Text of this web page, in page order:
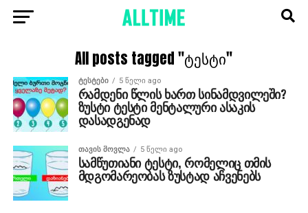
All posts tagged "ტესტი"
ᲢᲔᲡᲢᲔᲑᲘ 5 წელი ago
რამდენი წლის ხართ სინამდვილეში?
ზუსტი ტესტი მენტალური ასაკის
დასადგენად
ᲗᲐᲕᲘᲡ ᲛᲝᲕᲚᲐ 5 წელი ago
სამწუთიანი ტესტი, რომელიც თმის
მდგომარეობას ზუსტად აჩვენებს